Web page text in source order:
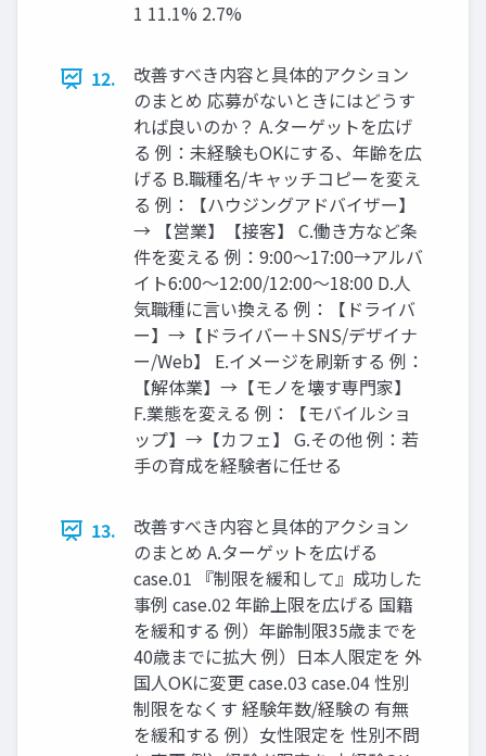
1 11.1% 2.7%
12.
改善すべき内容と具体的アクション
のまとめ 応募がないときにはどうす
れば良いのか？ A.ターゲットを広げ
る 例：未経験もOKにする、年齢を広
げる B.職種名/キャッチコピーを変え
る 例：【ハウジングアドバイザー】
→ 【営業】【接客】 C.働き⽅など条
件を変える 例：9:00〜17:00→アルバ
イト6:00〜12:00/12:00〜18:00 D.⼈
気職種に⾔い換える 例：【ドライバ
ー】→【ドライバー＋SNS/デザイナ
ー/Web】 E.イメージを刷新する 例：
【解体業】→【モノを壊す専⾨家】
F.業態を変える 例：【モバイルショ
ップ】→【カフェ】 G.その他 例：若
⼿の育成を経験者に任せる
13.
改善すべき内容と具体的アクション
のまとめ A.ターゲットを広げる
case.01 『制限を緩和して』成功した
事例 case.02 年齢上限を広げる 国籍
を緩和する 例）年齢制限35歳までを
40歳までに拡⼤ 例）⽇本⼈限定を 外
国⼈OKに変更 case.03 case.04 性別
制限をなくす 経験年数/経験の 有無
を緩和する 例）⼥性限定を 性別不問